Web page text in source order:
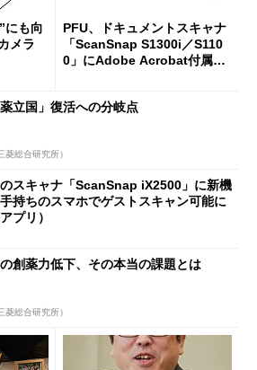
にも向
メラ
PFU、ドキュメントスキャナ
「ScanSnap S1300i／S110
0」にAdobe Acrobat付属の
薬立国」復活への分岐点
菱総合研究所）
スキャナ「ScanSnap iX2500」に新機
持ちのスマホでゲストスキャン可能に
プリ）
創薬力低下、その本当の課題とは
菱総合研究所）